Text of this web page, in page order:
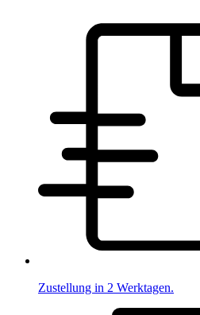
Zustellung in 2 Werktagen.